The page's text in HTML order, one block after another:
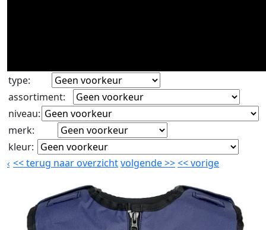
type:
assortiment:
niveau:
merk:
kleur:
<<terug naar overzichtvolgende>><<vorige